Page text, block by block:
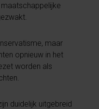
maar
opnieuw in het
worden als
duidelijk uitgebreid